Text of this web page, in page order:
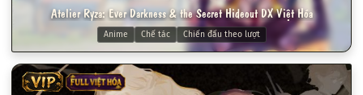
Atelier Ryza: Ever Darkness & the Secret Hideout DX Việt Hóa
Anime Chế tác Chiến đấu theo lượt
VIP FULL VIỆT HÓA